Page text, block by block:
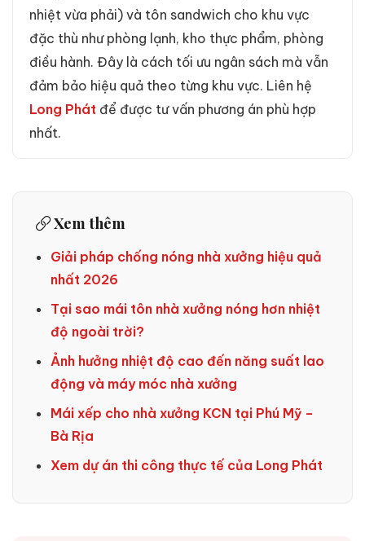
nhiệt vừa phải) và tôn sandwich cho khu vực
đặc thù như phòng lạnh, kho thực phẩm, phòng
điều hành. Đây là cách tối ưu ngân sách mà vẫn
đảm bảo hiệu quả theo từng khu vực. Liên hệ
Long Phát để được tư vấn phương án phù hợp
nhất.
Xem thêm
Giải pháp chống nóng nhà xưởng hiệu quả
nhất 2026
Tại sao mái tôn nhà xưởng nóng hơn nhiệt
độ ngoài trời?
Ảnh hưởng nhiệt độ cao đến năng suất lao
động và máy móc nhà xưởng
Mái xếp cho nhà xưởng KCN tại Phú Mỹ –
Bà Rịa
Xem dự án thi công thực tế của Long Phát